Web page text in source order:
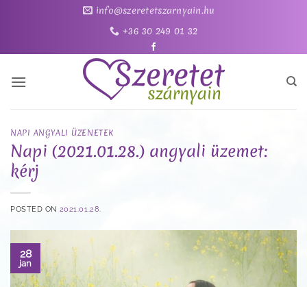
info@szeretetszarnyain.hu
+36 30 249 01 32
NAPI ANGYALI ÜZENETEK
Napi (2021.01.28.) angyali üzemet:
kérj
POSTED ON 2021.01.28.
28
jan